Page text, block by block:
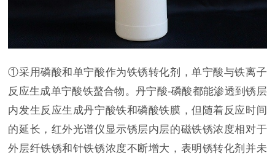
①采用磷酸和单宁酸作为铁锈转化剂，单宁酸与铁离子
反应生成单宁酸铁螯合物。丹宁酸-磷酸都能渗透到锈层
内发生反应生成丹宁酸铁和磷酸铁膜，但随着反应时间
的延长，红外光谱仪显示锈层内层的磁铁锈浓度相对于
外层纤铁锈和针铁锈浓度不断增大，表明锈转化剂并未